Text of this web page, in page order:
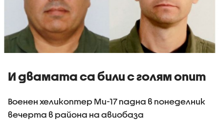
И двамата са били с голям опит
Военен хеликоптер Ми-17 падна в понеделник
вечерта в района на авиобаза